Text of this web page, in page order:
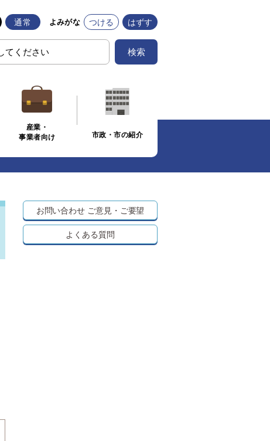
通常 よみがな つける はずす
検索
産業・
事業者向け
市政・市の紹介
お問い合わせ ご意見・ご要望
よくある質問